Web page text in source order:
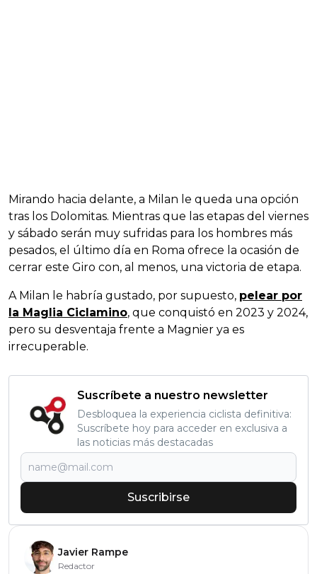
Mirando hacia delante, a Milan le queda una opción
tras los Dolomitas. Mientras que las etapas del viernes
y sábado serán muy sufridas para los hombres más
pesados, el último día en Roma ofrece la ocasión de
cerrar este Giro con, al menos, una victoria de etapa.
A Milan le habría gustado, por supuesto, pelear por
la Maglia Ciclamino, que conquistó en 2023 y 2024,
pero su desventaja frente a Magnier ya es
irrecuperable.
Suscríbete a nuestro newsletter
Desbloquea la experiencia ciclista definitiva:
Suscríbete hoy para acceder en exclusiva a
las noticias más destacadas
Suscribirse
Javier Rampe
Redactor